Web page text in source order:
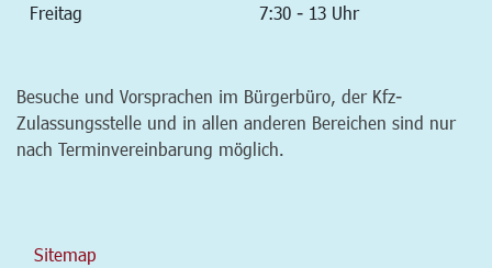
Freitag 7:30 - 13 Uhr
Besuche und Vorsprachen im Bürgerbüro, der Kfz-
Zulassungsstelle und in allen anderen Bereichen sind nur
nach Terminvereinbarung möglich.
Sitemap